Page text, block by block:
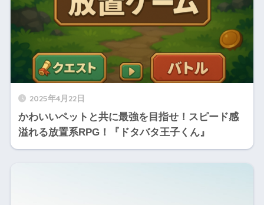
2025年4月22日
かわいいペットと共に最強を目指せ！スピード感
溢れる放置系RPG！『ドタバタ王子くん』